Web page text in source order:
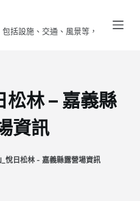
括設施、交通、風景等，
松林 – 嘉義縣
資訊
悅日松林 - 嘉義縣露營場資訊